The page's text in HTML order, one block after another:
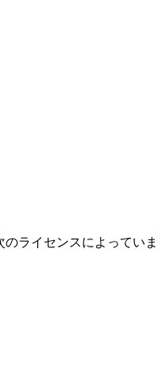
ライセンスによってい